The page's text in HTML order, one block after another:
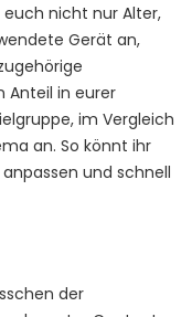
euch nicht nur Alter,
Gerät an,
Anteil in eurer
im Vergleich
an. So könnt ihr
und schnell
der